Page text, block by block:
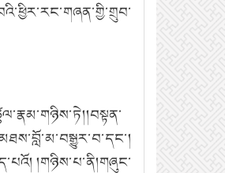
།གཉིས་པ་ནི།གཞུང་